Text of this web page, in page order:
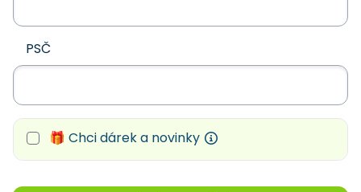
PSČ
🎁 Chci dárek a novinky